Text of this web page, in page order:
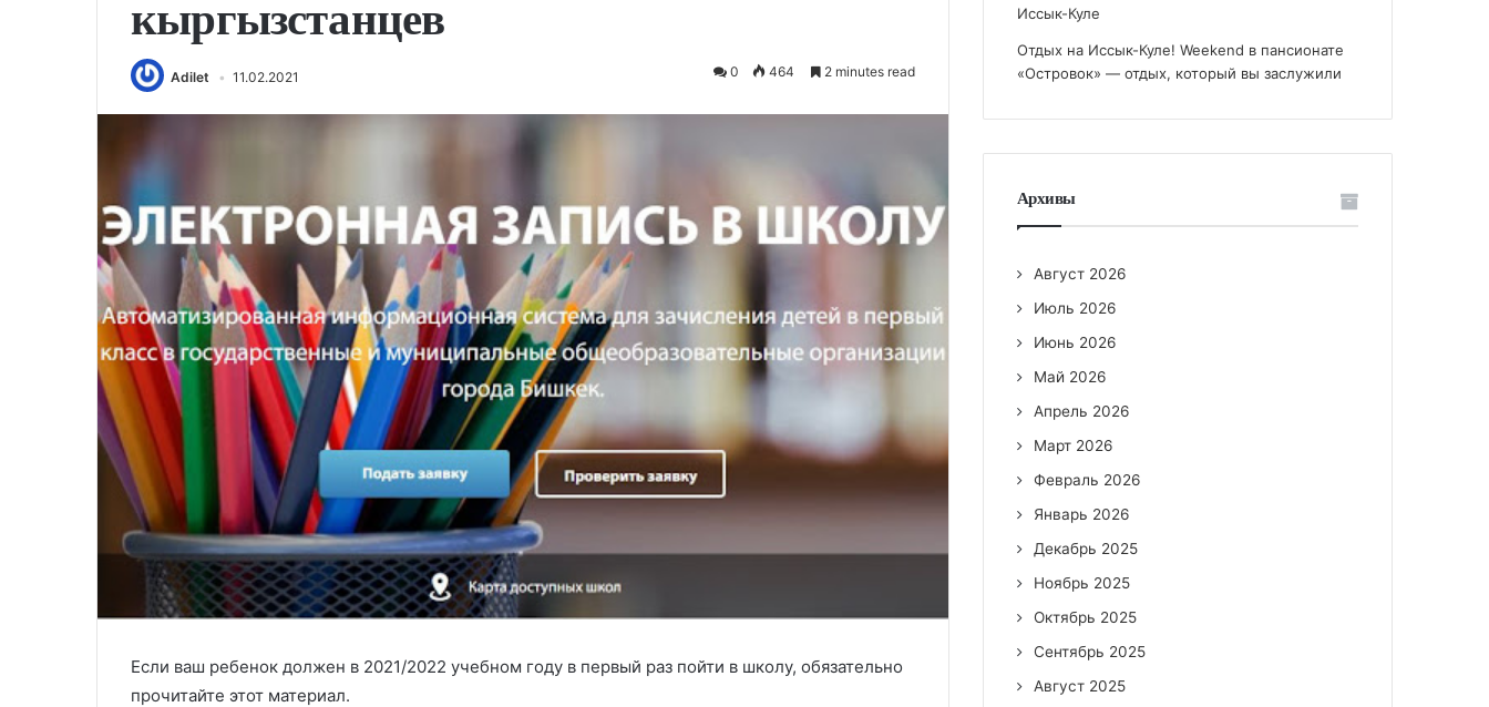
кыргызстанцев
Adilet 11.02.2021 0 464 2 minutes read
Если ваш ребенок должен в 2021/2022 учебном году в первый раз пойти в школу, обязательно
прочитайте этот материал.
Иссык-Куле
Отдых на Иссык-Куле! Weekend в пансионате
«Островок» — отдых, который вы заслужили
Архивы
Август 2026
Июль 2026
Июнь 2026
Май 2026
Апрель 2026
Март 2026
Февраль 2026
Январь 2026
Декабрь 2025
Ноябрь 2025
Октябрь 2025
Сентябрь 2025
Август 2025